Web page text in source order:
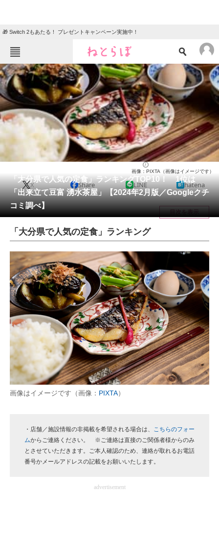
🎁 Switch 2もあたる！ プレゼントキャンペーン実施中！
ねとらぼメニュー
TOP ニュース
エンタメ クイズ
グルメ 地域
住まい 教育・育児
リサーチ
会員記事
メディア
注目記事を集めた総合ページ
ITの今と未来を見通す
スマホと通信の最新トレンド
進化するPCとデバイスの未来
好きが集まる 比べて選べる
ビジネスと働き方のヒント
AI活用のいまが分かる
企業ITのトレンドを詳説
ITエンジニア向け専門サイト
企業向けIT製品の総合サイト
「大分県で人気の定食」ランキングTOP10！ 1位は
「出来立て豆富 湧水茶屋」【2024年2月版／Googleクチ
コミ調べ】
画像：PIXTA（画像はイメージです）
X Share LINE hatena
目次を表示
「大分県で人気の定食」ランキング
画像はイメージです（画像： PIXTA）
・店舗／施設情報の非掲載を希望される場合は、 こちらのフォー
ムからご連絡ください。 ※ご連絡は直接のご関係者様からのみ
とさせていただきます。ご本人確認のため、連絡が取れるお電話
番号かメールアドレスの記載をお願いいたします。
advertisement